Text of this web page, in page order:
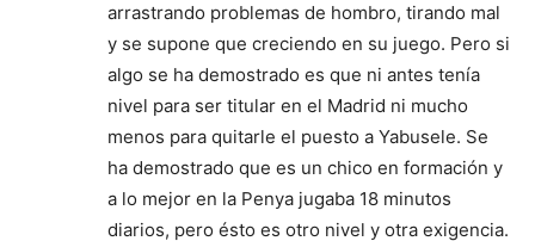
arrastrando problemas de hombro, tirando mal
y se supone que creciendo en su juego. Pero si
algo se ha demostrado es que ni antes tenía
nivel para ser titular en el Madrid ni mucho
menos para quitarle el puesto a Yabusele. Se
ha demostrado que es un chico en formación y
a lo mejor en la Penya jugaba 18 minutos
diarios, pero ésto es otro nivel y otra exigencia.